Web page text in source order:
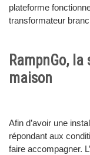
plateforme
transformateur
RampnGo,
maison
Afin d’avoir une
répondant aux
faire accompagner.